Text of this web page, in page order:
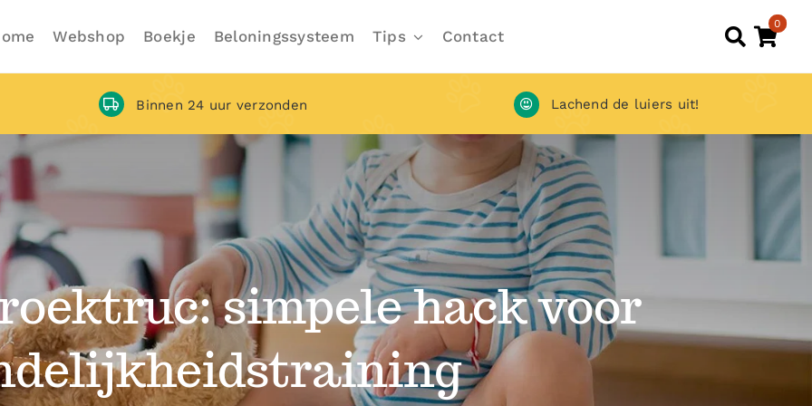
Webshop Boekje Beloningssysteem Tips Contact
0
Binnen 24 uur verzonden Lachend de luiers uit!
simpele hack voor